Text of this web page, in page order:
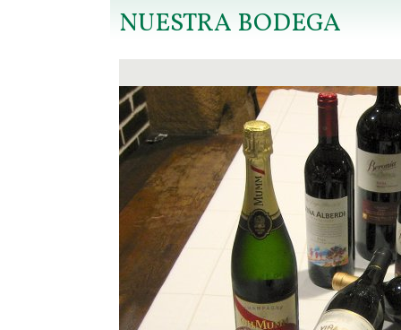
NUESTRA BODEGA